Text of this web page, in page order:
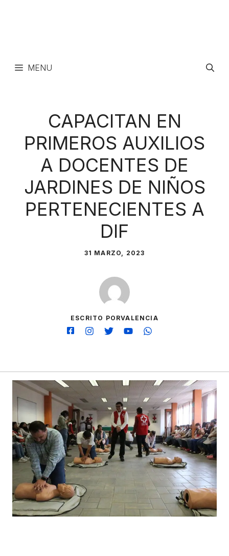
MENU
CAPACITAN EN
PRIMEROS AUXILIOS
A DOCENTES DE
JARDINES DE NIÑOS
PERTENECIENTES A
DIF
31 MARZO, 2023
ESCRITO PORVALENCIA